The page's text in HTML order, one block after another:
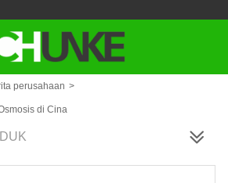
perusahaan >
di Cina